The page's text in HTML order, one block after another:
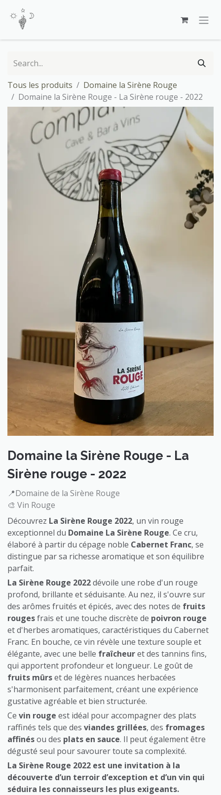
Tous les produits
Domaine la Sirène Rouge
Domaine la Sirène Rouge - La Sirène rouge - 2022
Domaine la Sirène Rouge - La
Sirène rouge - 2022
📍Domaine de la Sirène Rouge
🎨 Vin Rouge
Découvrez La Sirène Rouge 2022, un vin rouge
exceptionnel du Domaine La Sirène Rouge. Ce cru,
élaboré à partir du cépage noble Cabernet Franc, se
distingue par sa richesse aromatique et son équilibre
parfait.
La Sirène Rouge 2022dévoile une robe d'un rouge
profond, brillante et séduisante. Au nez, il s'ouvre sur
des arômes fruités et épicés, avec des notes de fruits
rougesfrais et une touche discrète de poivron rouge
et d'herbes aromatiques, caractéristiques du Cabernet
Franc. En bouche, ce vin révèle une texture souple et
élégante, avec une belle fraîcheuret des tannins fins,
qui apportent profondeur et longueur. Le goût de
fruits mûrset de légères nuances herbacées
s'harmonisent parfaitement, créant une expérience
gustative agréable et bien structurée.
Ce vin rouge est idéal pour accompagner des plats
raffinés tels que des viandes grillées, des fromages
affinésou des plats en sauce. Il peut également être
dégusté seul pour savourer toute sa complexité.
La Sirène Rouge 2022 est une invitation à la
découverte d’un terroir d’exception et d’un vin qui
séduira les connaisseurs les plus exigeants.